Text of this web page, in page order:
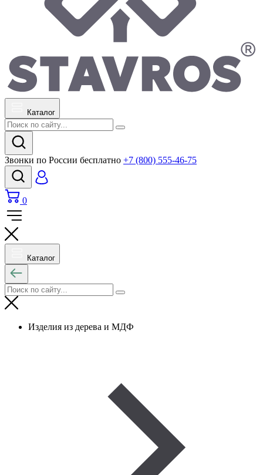
Каталог
Звонки по России бесплатно +7 (800) 555-46-75
0
Каталог
Изделия из дерева и МДФ